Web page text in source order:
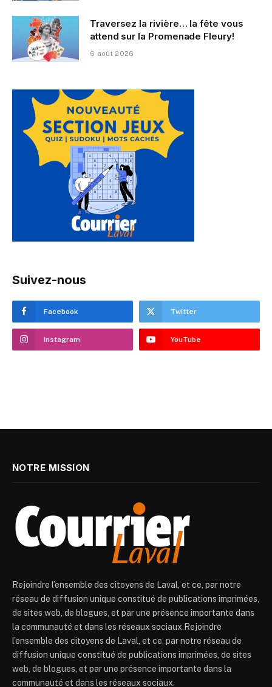
Traversez la rivière… la fête vous
attend sur la Promenade Fleury!
6 août 2026
Suivez-nous
Facebook Twitter
Instagram YouTube
NOTRE MISSION
Rejoindre l’ensemble des citoyens de Laval, et ce, par notre
réseau de diffusion unique constitué de publications imprimées,
de sites web, de blogues, et par une présence importante dans
la communauté et dans les réseaux sociaux.Rejoindre
l’ensemble des citoyens de Laval, et ce, par notre réseau de
diffusion unique constitué de publications imprimées, de sites
web, de blogues, et par une présence importante dans la
communauté et dans les réseaux sociaux.